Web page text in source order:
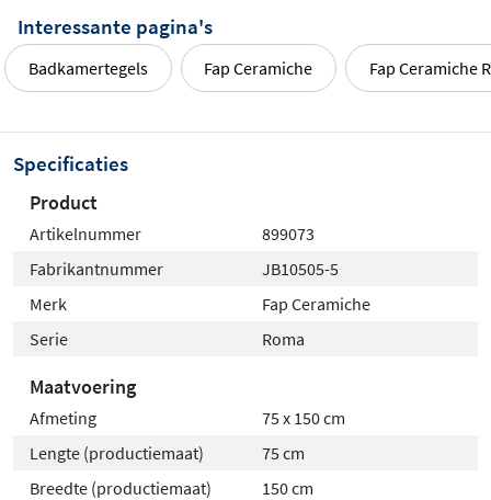
Interessante pagina's
Badkamertegels Fap Ceramiche Fap Ceramiche
Specificaties
Product
Artikelnummer
899073
Fabrikantnummer
JB10505-5
Merk
Fap Ceramiche
Serie
Roma
Maatvoering
Afmeting
75 x 150 cm
Lengte (productiemaat)
75 cm
Breedte (productiemaat)
150 cm